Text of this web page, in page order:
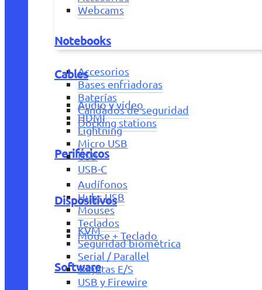
Webcams
Notebooks
Accesorios
Bases enfriadoras
Baterías
Candados de seguridad
Docking stations
Periféricos
Audífonos
Hubs USB
Mouses
Teclados
Mouse + Teclado
Software
Cables
Audio y vídeo
HDMI
Lightning
Micro USB
USB
USB-C
Dispositivos
KVM
Seguridad biométrica
Serial / Parallel
Tarjetas E/S
USB y Firewire